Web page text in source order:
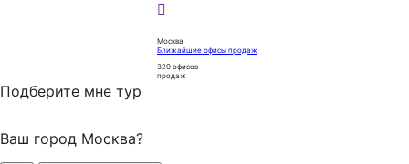
Москва
Ближайшие офисы продаж
320 офисов
продаж
Подберите мне тур
Ваш город Москва?